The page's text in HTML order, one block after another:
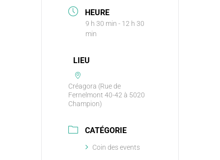
HEURE
9 h 30 min - 12 h 30
min
LIEU
Créagora (Rue de
Fernelmont 40-42 à 5020
Champion)
CATÉGORIE
Coin des events